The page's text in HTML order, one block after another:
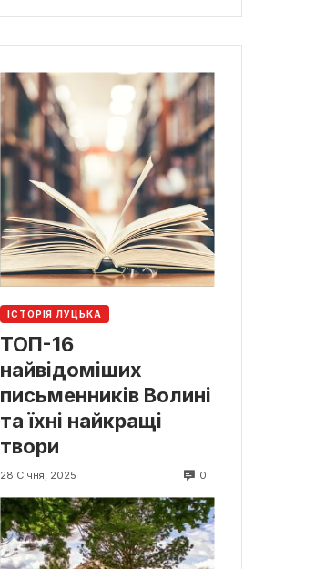
ІСТОРІЯ ЛУЦЬКА
ТОП-16
найвідоміших
письменників Волині
та їхні найкращі
твори
28 Січня, 2025 0